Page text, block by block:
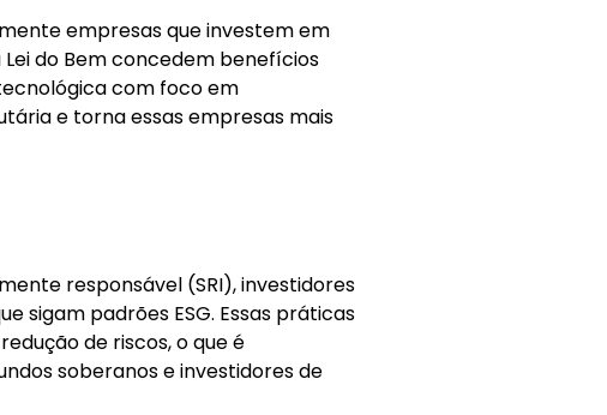
empresas que investem em
do Bem concedem benefícios
com foco em
e torna essas empresas mais
responsável (SRI), investidores
sigam padrões ESG. Essas práticas
de riscos, o que é
soberanos e investidores de